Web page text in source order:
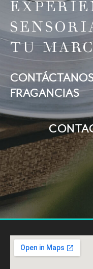
TU
FRAGANCIAS